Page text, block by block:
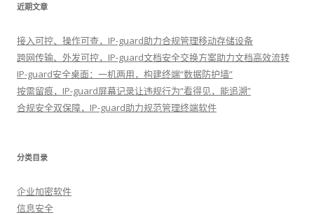
近期文章
接入可控、操作可查，IP-guard助力合规管理移动存储设备
跨网传输、外发可控，IP-guard文档安全交换方案助力文档高效流转
IP-guard安全桌面：一机两用，构建终端“数据防护墙”
按需留痕，IP-guard屏幕记录让违规行为“看得见，能追溯”
合规安全双保障，IP-guard助力规范管理终端软件
分类目录
企业加密软件
信息安全